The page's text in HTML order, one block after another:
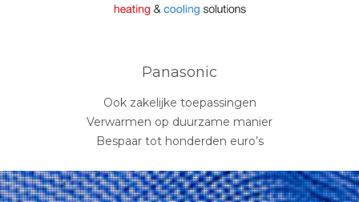
Panasonic
Ook zakelijke toepassingen
Verwarmen op duurzame manier
Bespaar tot honderden euro’s